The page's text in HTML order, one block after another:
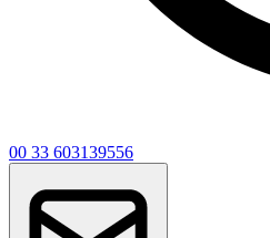
00 33 603139556